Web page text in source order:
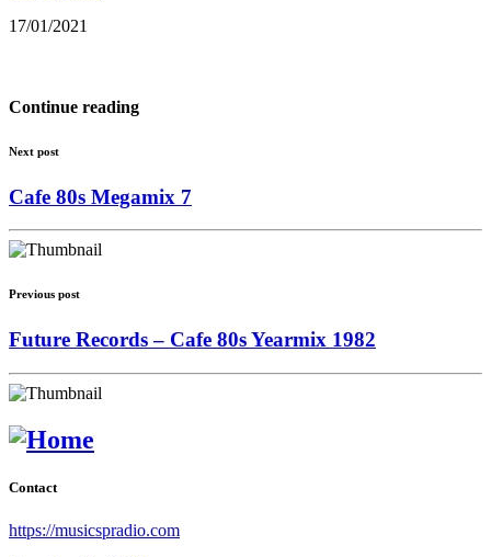
17/01/2021
Continue reading
Next post
Cafe 80s Megamix 7
Previous post
Future Records – Cafe 80s Yearmix 1982
Contact
https://musicspradio.com